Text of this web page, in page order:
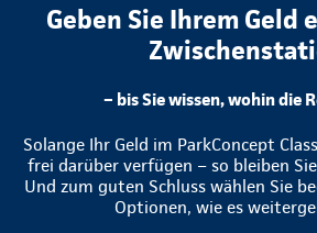
Geben Sie Ihrem Geld
– bis Sie wissen, wohin die
Solange Ihr Geld im ParkConcept
frei darüber verfügen – so bleiben
Und zum guten Schluss wählen Sie
Optionen, wie es